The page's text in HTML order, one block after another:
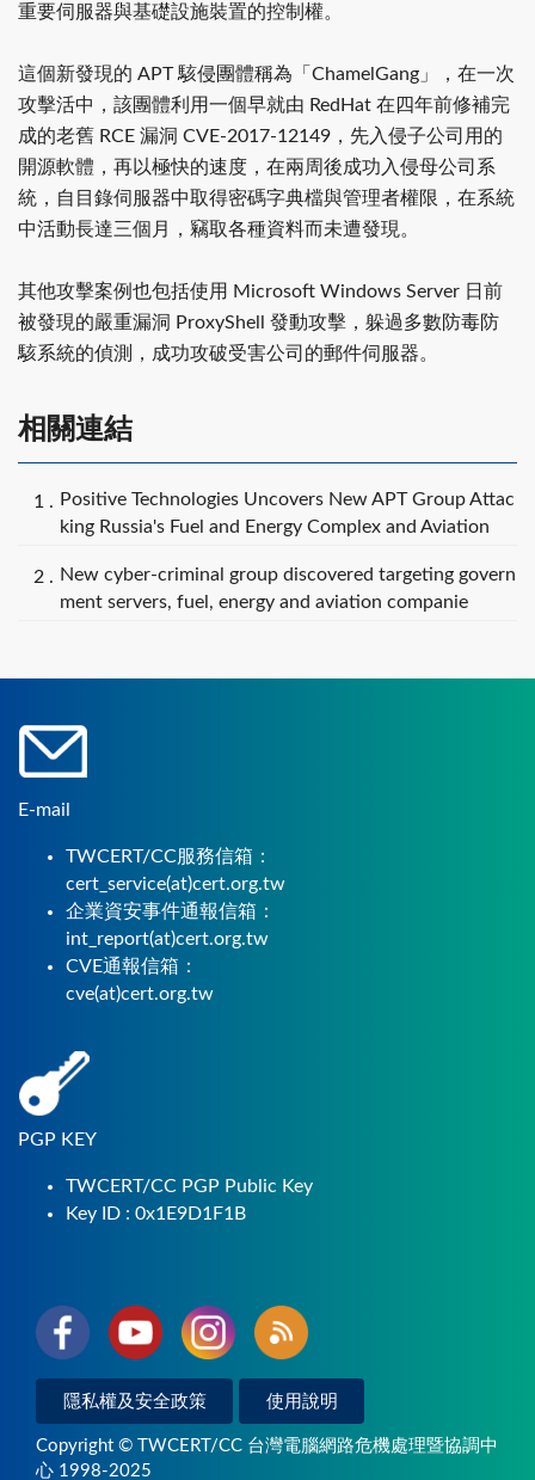
重要伺服器與基礎設施裝置的控制權。
這個新發現的 APT 駭侵團體稱為「ChamelGang」，在一次
攻擊活中，該團體利用一個早就由 RedHat 在四年前修補完
成的老舊 RCE 漏洞 CVE-2017-12149，先入侵子公司用的
開源軟體，再以極快的速度，在兩周後成功入侵母公司系
統，自目錄伺服器中取得密碼字典檔與管理者權限，在系統
中活動長達三個月，竊取各種資料而未遭發現。
其他攻擊案例也包括使用 Microsoft Windows Server 日前
被發現的嚴重漏洞 ProxyShell 發動攻擊，躲過多數防毒防
駭系統的偵測，成功攻破受害公司的郵件伺服器。
相關連結
Positive Technologies Uncovers New APT Group Attac
king Russia's Fuel and Energy Complex and Aviation
New cyber-criminal group discovered targeting govern
ment servers, fuel, energy and aviation companie
E-mail
TWCERT/CC服務信箱：
cert_service(at)cert.org.tw
企業資安事件通報信箱：
int_report(at)cert.org.tw
CVE通報信箱：
cve(at)cert.org.tw
PGP KEY
TWCERT/CC PGP Public Key
Key ID : 0x1E9D1F1B
隱私權及安全政策 使用說明
Copyright © TWCERT/CC 台灣電腦網路危機處理暨協調中
心 1998-2025